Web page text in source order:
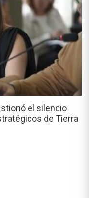
el silencio
de Tierra